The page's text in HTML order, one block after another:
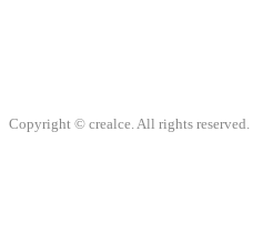
Copyright © crealce. All rights reserved.